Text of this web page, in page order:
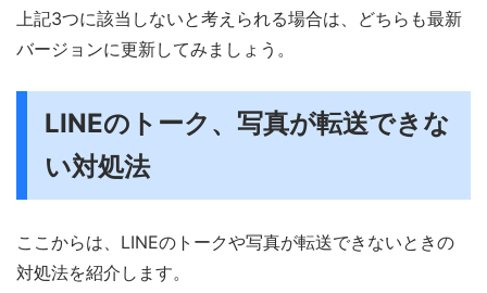
上記3つに該当しないと考えられる場合は、どちらも最新
バージョンに更新してみましょう。
LINEのトーク、写真が転送できな
い対処法
ここからは、LINEのトークや写真が転送できないときの
対処法を紹介します。